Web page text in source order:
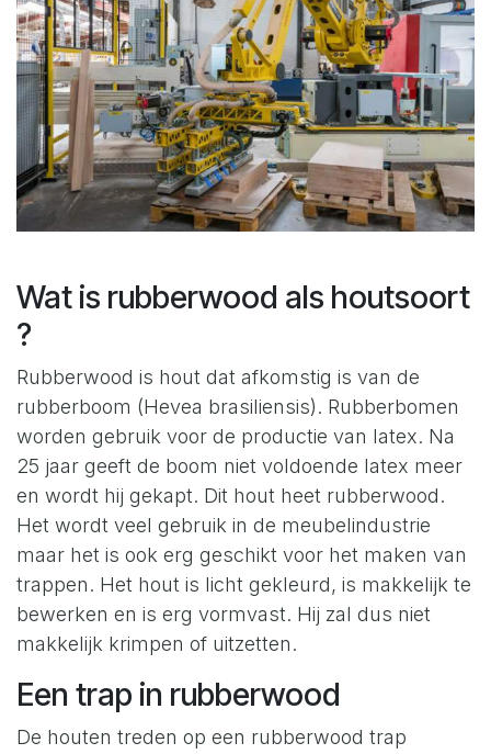
Wat is rubberwood als houtsoort
?
Rubberwood is hout dat afkomstig is van de
rubberboom (Hevea brasiliensis). Rubberbomen
worden gebruik voor de productie van latex. Na
25 jaar geeft de boom niet voldoende latex meer
en wordt hij gekapt. Dit hout heet rubberwood.
Het wordt veel gebruik in de meubelindustrie
maar het is ook erg geschikt voor het maken van
trappen. Het hout is licht gekleurd, is makkelijk te
bewerken en is erg vormvast. Hij zal dus niet
makkelijk krimpen of uitzetten.
Een trap in rubberwood
De houten treden op een rubberwood trap